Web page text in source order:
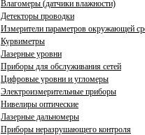
Влагомеры (датчики влажности)
Детекторы проводки
Измерители параметров окружающей
Курвиметры
Лазерные уровни
Приборы для обслуживания сетей
Цифровые уровни и угломеры
Электроизмерительные приборы
Нивелиры оптические
Лазерные дальномеры
Приборы неразрушающего контроля